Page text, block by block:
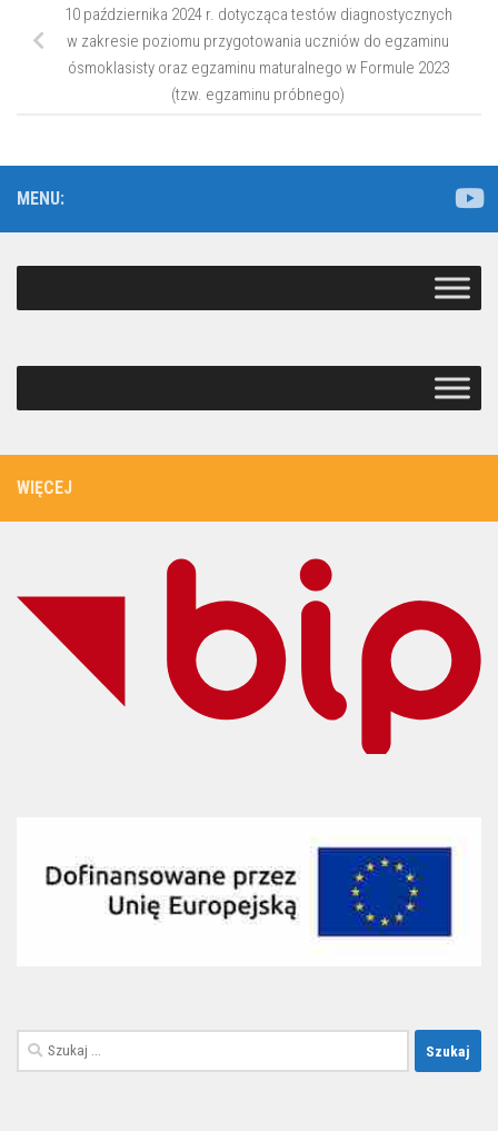
10 października 2024 r. dotycząca testów diagnostycznych
w zakresie poziomu przygotowania uczniów do egzaminu
ósmoklasisty oraz egzaminu maturalnego w Formule 2023
(tzw. egzaminu próbnego)
MENU:
WIĘCEJ
Szukaj: